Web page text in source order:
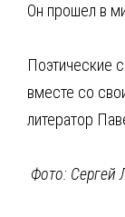
Он прошел в
Поэтические
вместе со
литератор
Фото: Сергей